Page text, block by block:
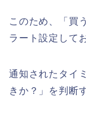
このため、「買
ラート設定して
通知されたタイ
きか？」を判断